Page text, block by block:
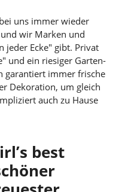
uns immer wieder
wir Marken und
jeder Ecke" gibt. Privat
und ein riesiger Garten-
garantiert immer frische
Dekoration, um gleich
auch zu Hause
best